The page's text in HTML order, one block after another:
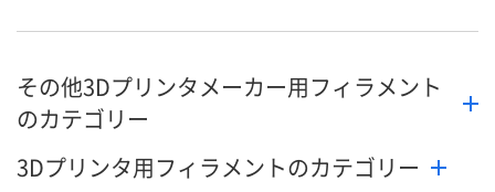
その他3Dプリンタメーカー用フィラメント
のカテゴリー
3Dプリンタ用フィラメントのカテゴリー